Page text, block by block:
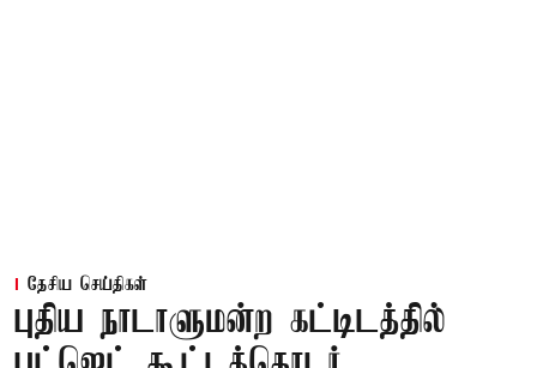
தேசிய செய்திகள்
புதிய நாடாளுமன்ற கட்டிடத்தில்